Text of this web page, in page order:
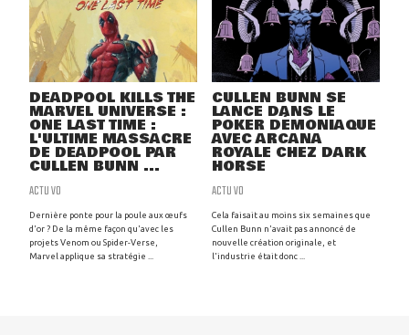
DEADPOOL KILLS THE
MARVEL UNIVERSE :
ONE LAST TIME :
L'ULTIME MASSACRE
DE DEADPOOL PAR
CULLEN BUNN ...
ACTU VO
Dernière ponte pour la poule aux œufs
d'or ? De la même façon qu'avec les
projets Venom ou Spider-Verse,
Marvel applique sa stratégie ...
CULLEN BUNN SE
LANCE DANS LE
POKER DÉMONIAQUE
AVEC ARCANA
ROYALE CHEZ DARK
HORSE
ACTU VO
Cela faisait au moins six semaines que
Cullen Bunn n'avait pas annoncé de
nouvelle création originale, et
l'industrie était donc ...